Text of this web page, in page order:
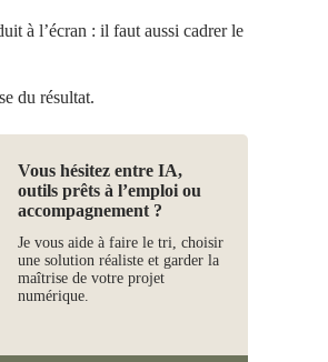
à l’écran : il faut aussi cadrer le
du résultat.
Vous hésitez entre IA,
outils prêts à l’emploi ou
accompagnement ?
Je vous aide à faire le tri, choisir
une solution réaliste et garder la
maîtrise de votre projet
numérique.